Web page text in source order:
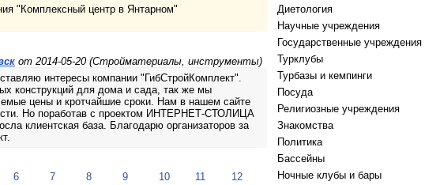
"Комплексный центр в Янтарном"
от 2014-05-20 (Стройматериалы, инструменты)
интересы компании "ГибСтройКомплект".
конструкций для дома и сада, так же мы
цены и кротчайшие сроки. Нам в нашем сайте
Но поработав с проектом ИНТЕРНЕТ-СТОЛИЦА
клиентская база. Благодарю организаторов за
6 7 8 9 10 11 12
Диетология
Научные учреждения
Государственные учреждения
Турклубы
Турбазы и кемпинги
Посуда
Религиозные учреждения
Знакомства
Политика
Бассейны
Ночные клубы и бары